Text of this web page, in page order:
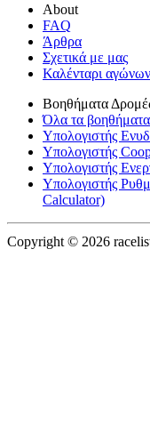
About
FAQ
Άρθρα
Σχετικά με μας
Καλένταρι
Βοηθήματα
Όλα τα βοηθήματα
Υπολογιστής
Υπολογιστής
Υπολογιστής
Υπολογιστής
Calculator)
Copyright © 2026